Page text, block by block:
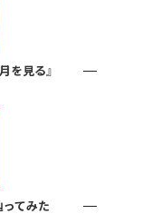
を見る』
てみた